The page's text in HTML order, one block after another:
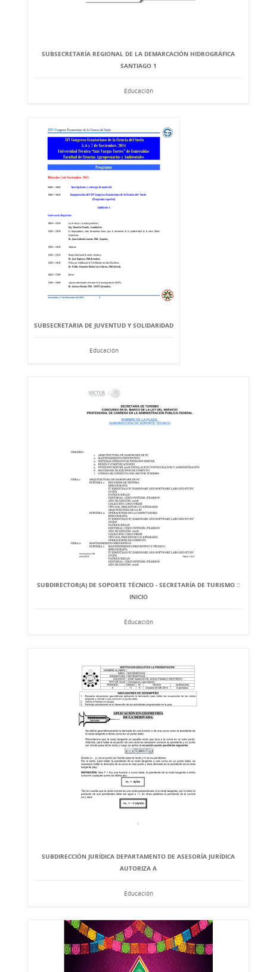
SUBSECRETARÍA REGIONAL DE LA DEMARCACIÓN HIDROGRÁFICA
SANTIAGO 1
Educación
SUBSECRETARIA DE JUVENTUD Y SOLIDARIDAD
Educación
SUBDIRECTOR(A) DE SOPORTE TÉCNICO - SECRETARÍA DE TURISMO ::
INICIO
Educación
SUBDIRECCIÓN JURÍDICA DEPARTAMENTO DE ASESORÍA JURÍDICA
AUTORIZA A
Educación